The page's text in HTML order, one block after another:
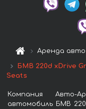
Аренда
БМВ 220d xDrive
Seats
Компания Авто-
автомобиль БМВ